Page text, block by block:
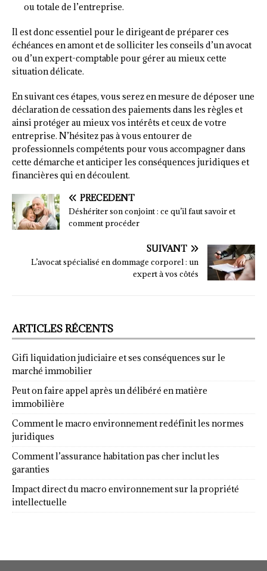
ou totale de l’entreprise.
Il est donc essentiel pour le dirigeant de préparer ces
échéances en amont et de solliciter les conseils d’un avocat
ou d’un expert-comptable pour gérer au mieux cette
situation délicate.
En suivant ces étapes, vous serez en mesure de déposer une
déclaration de cessation des paiements dans les règles et
ainsi protéger au mieux vos intérêts et ceux de votre
entreprise. N’hésitez pas à vous entourer de
professionnels compétents pour vous accompagner dans
cette démarche et anticiper les conséquences juridiques et
financières qui en découlent.
PRÉCÉDENT
Déshériter son conjoint : ce qu’il faut savoir et
comment procéder
SUIVANT
L’avocat spécialisé en dommage corporel : un
expert à vos côtés
ARTICLES RÉCENTS
Gifi liquidation judiciaire et ses conséquences sur le
marché immobilier
Peut on faire appel après un délibéré en matière
immobilière
Comment le macro environnement redéfinit les normes
juridiques
Comment l’assurance habitation pas cher inclut les
garanties
Impact direct du macro environnement sur la propriété
intellectuelle